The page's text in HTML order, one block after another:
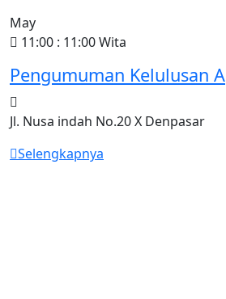
May
11:00 : 11:00 Wita
Pengumuman Kelulusan
Jl. Nusa indah No.20 X Denpasar
Selengkapnya